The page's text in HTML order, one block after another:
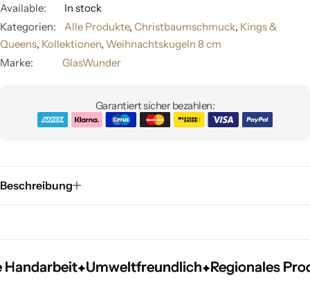
Available:
In stock
Kategorien:
Alle Produkte, Christbaumschmuck, Kings &
Queens, Kollektionen, Weihnachtskugeln 8 cm
Marke:
GlasWunder
Garantiert sicher bezahlen:
Beschreibung
Umweltfreundlich Regionales
Umweltfreundlich Regionales
Umweltfreundlich Regionales